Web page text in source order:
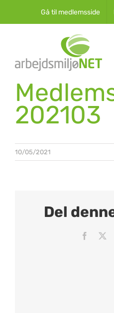
to
Gå til medlemsside
202103
10/05/2021
Del